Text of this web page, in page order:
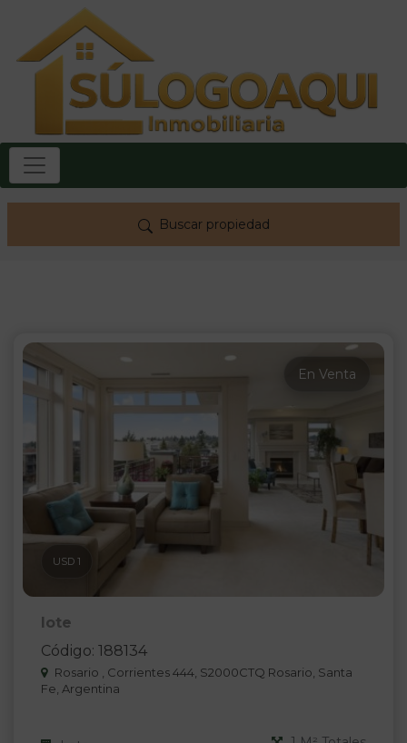
Buscar propiedad
En Venta
USD 1
lote
Código: 188134
Rosario , Corrientes 444, S2000CTQ Rosario, Santa
Fe, Argentina